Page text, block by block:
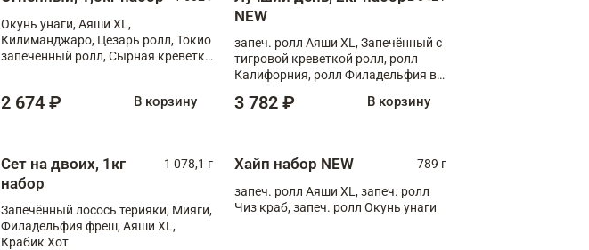
Окунь унаги, Аяши XL,
Килиманджаро, Цезарь ролл, Токио
запеченный ролл, Сырная креветка
2 674 ₽ В корзину
NEW
запеч. ролл Аяши XL, Запечённый с
тигровой креветкой ролл, ролл
Калифорния, ролл Филадельфия в
запеч. ролл Моцарелломания, ролл
3 782 ₽ В корзину
Сет на двоих, 1кг
набор
1 078,1 г
Запечённый лосось терияки, Мияги,
Филадельфия фреш, Аяши XL,
Крабик Хот
Хайп набор NEW
789 г
запеч. ролл Аяши XL, запеч. ролл
Чиз краб, запеч. ролл Окунь унаги